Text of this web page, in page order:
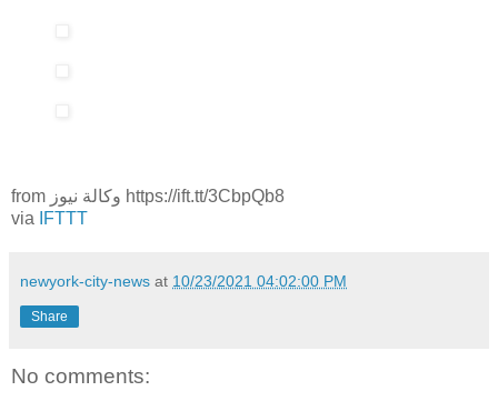
from وكالة نيوز https://ift.tt/3CbpQb8
via
IFTTT
newyork-city-news at 10/23/2021 04:02:00 PM
Share
No comments: